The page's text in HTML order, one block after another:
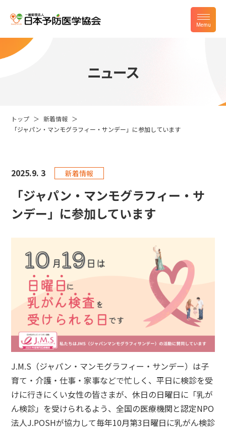
ニュース
トップ
新着情報
「ジャパン・マンモグラフィー・サンデー」に参加しています
2025.9. 3 新着情報
「ジャパン・マンモグラフィー・サ
ンデー」に参加しています
J.M.S（ジャパン・マンモグラフィー・サンデー）は子
育て・介護・仕事・家事などで忙しく、平日に検診を受
けに行きにくい女性の皆さまが、休日の日曜日に「乳が
ん検診」を受けられるよう、全国の医療機関と認定NPO
法人J.POSHが協力して毎年10月第3日曜日に乳がん検診